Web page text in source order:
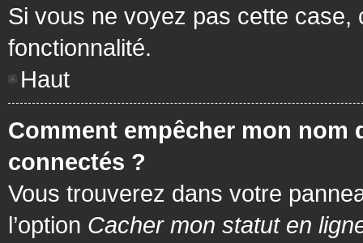
Si vous ne voyez pas cette case,
fonctionnalité.
Haut
Comment empêcher mon nom
connectés ?
Vous trouverez dans votre
l’option Cacher mon statut en